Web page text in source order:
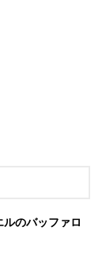
のバッファロ